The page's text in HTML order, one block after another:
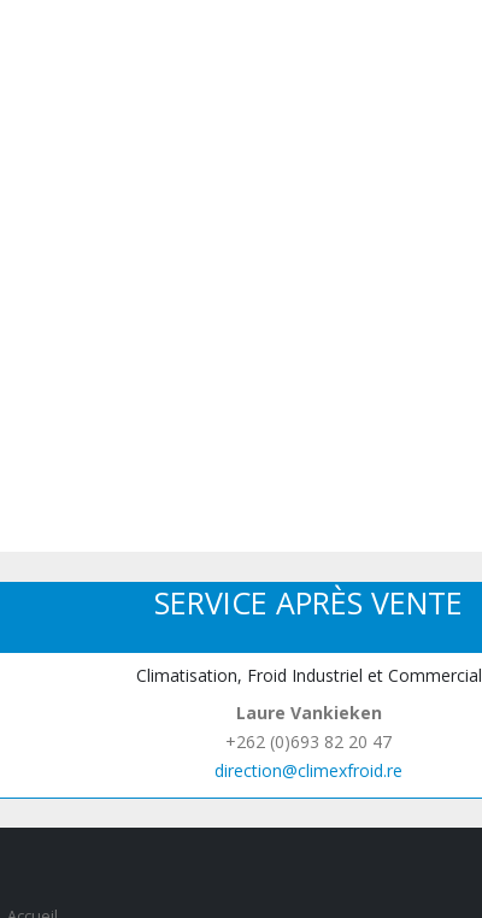
SERVICE APRÈS VENTE
Climatisation, Froid Industriel et Commercial
Laure Vankieken
+262 (0)693 82 20 47
direction@climexfroid.re